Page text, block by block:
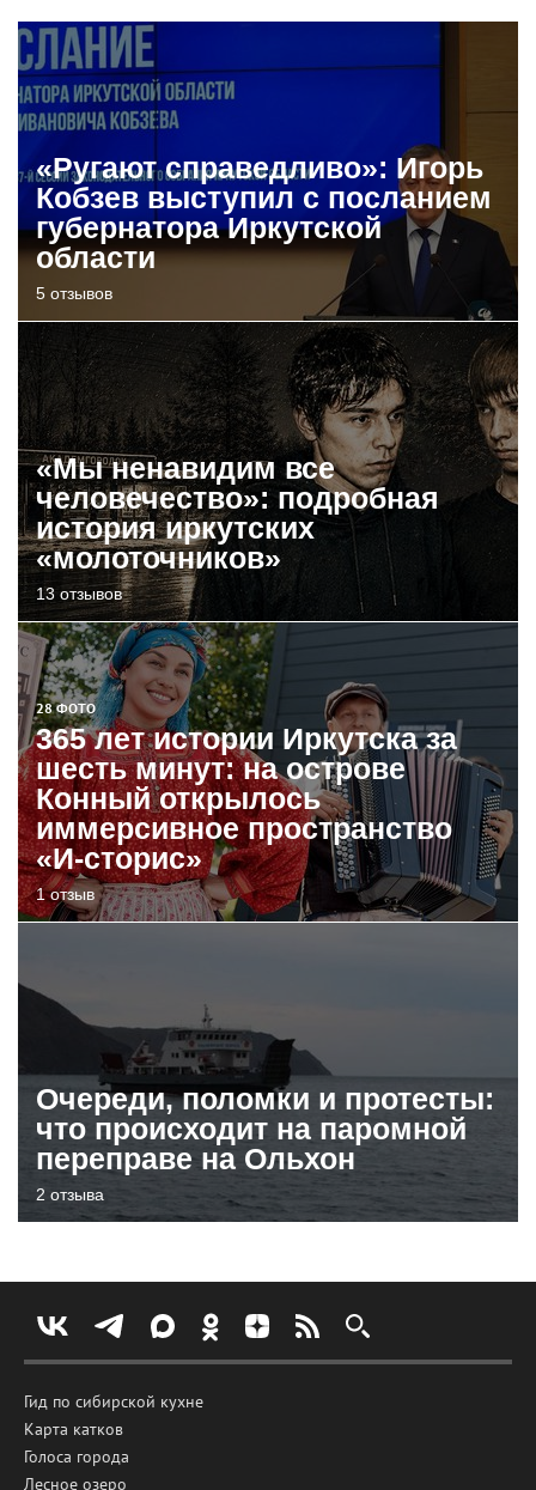
«Ругают справедливо»: Игорь
Кобзев выступил с посланием
губернатора Иркутской
области
5 отзывов
«Мы ненавидим все
человечество»: подробная
история иркутских
«молоточников»
13 отзывов
28 ФОТО
365 лет истории Иркутска за
шесть минут: на острове
Конный открылось
иммерсивное пространство
«И-сторис»
1 отзыв
Очереди, поломки и протесты:
что происходит на паромной
переправе на Ольхон
2 отзыва
Гид по сибирской кухне
Карта катков
Голоса города
Лесное озеро